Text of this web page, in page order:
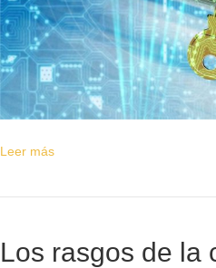
Leer más
Los rasgos de la